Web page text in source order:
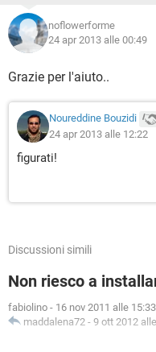
noflowerforme
24 apr 2013 alle 00:49
Grazie per l'aiuto..
Noureddine Bouzidi
24 apr 2013 alle 12:22
figurati!
Discussioni simili
Non riesco a
fabiolino - 16 nov 2011 alle 15:33
maddalena72 - 9 ott 2012